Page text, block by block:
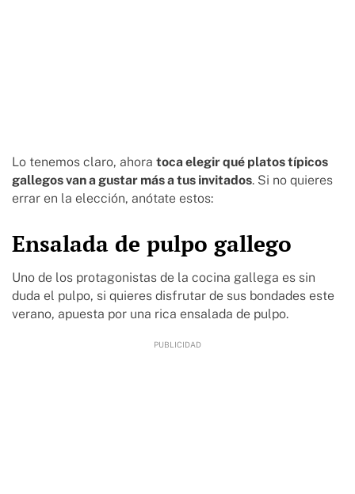
Lo tenemos claro, ahora toca elegir qué platos típicos
gallegos van a gustar más a tus invitados. Si no quieres
errar en la elección, anótate estos:
Ensalada de pulpo gallego
Uno de los protagonistas de la cocina gallega es sin
duda el pulpo, si quieres disfrutar de sus bondades este
verano, apuesta por una rica ensalada de pulpo.